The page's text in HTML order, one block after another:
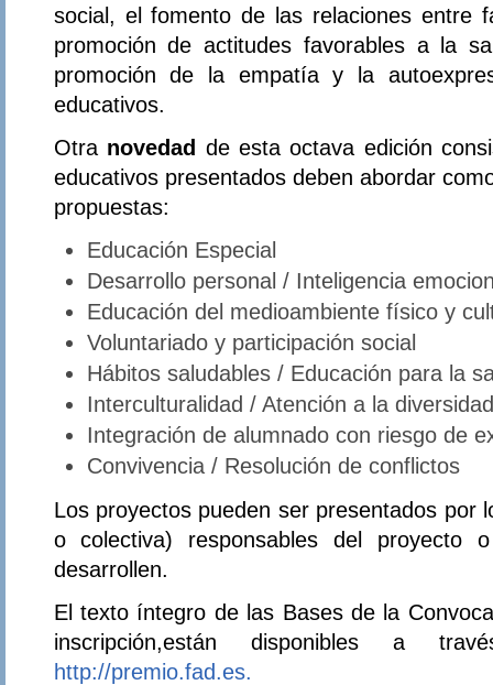
social, el fomento de las relaciones entre
promoción de actitudes favorables a la
promoción de la empatía y la
educativos.
Otra novedad de esta octava edición
educativos presentados deben abordar
propuestas:
Educación Especial
Desarrollo personal / Inteligencia
Educación del medioambiente físico y
Voluntariado y participación social
Hábitos saludables / Educación para la
Interculturalidad / Atención a la diversidad
Integración de alumnado con riesgo de
Convivencia / Resolución de conflictos
Los proyectos pueden ser presentados por
o colectiva) responsables del
desarrollen.
El texto íntegro de las Bases de la
inscripción,están disponibles a
http://premio.fad.es.